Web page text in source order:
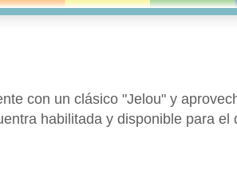
con un clásico "Jelou" y
habilitada y disponible para